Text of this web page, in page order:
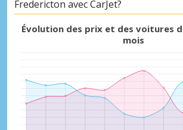
Fredericton avec CarJet?
Évolution des prix et des voitures
mois